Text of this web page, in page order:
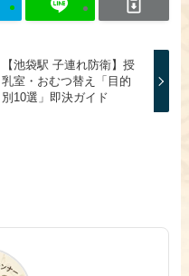
【池袋駅 子連れ防衛】授
乳室・おむつ替え「目的
別10選」即決ガイド